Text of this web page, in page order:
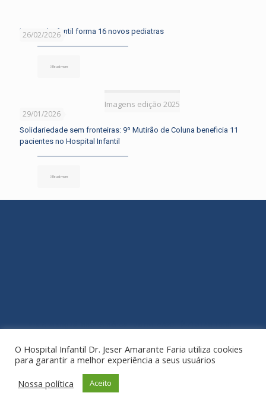
26/02/2026
Hospital Infantil forma 16 novos pediatras
Read more
Imagens edição 2025
29/01/2026
Solidariedade sem fronteiras: 9º Mutirão de Coluna beneficia 11
pacientes no Hospital Infantil
Read more
O Hospital Infantil Dr. Jeser Amarante Faria utiliza cookies
para garantir a melhor experiência a seus usuários
Nossa política
Aceito